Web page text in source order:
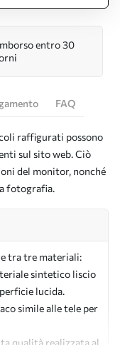
entro 30
FAQ
raffigurati possono
sul sito web. Ciò
del monitor, nonché
fotografia.
tra tre materiali:
sintetico liscio
lucida.
simile alle tele per
qualità realizzata al